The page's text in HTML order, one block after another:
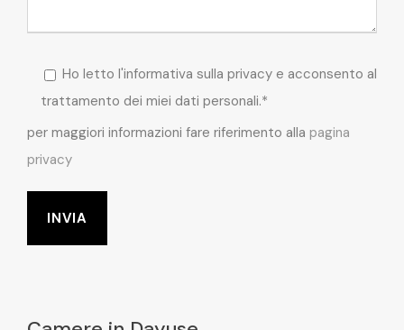
Ho letto l'informativa sulla privacy e acconsento al
trattamento dei miei dati personali.*
per maggiori informazioni fare riferimento alla pagina
privacy